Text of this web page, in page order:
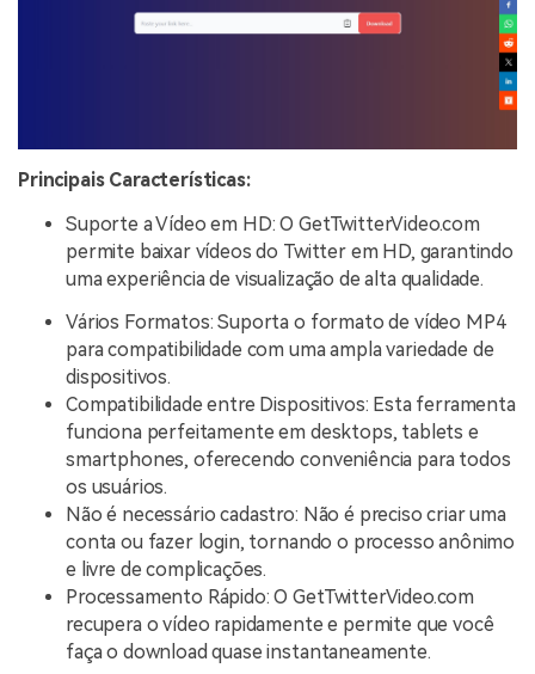
Principais Características:
Suporte a Vídeo em HD: O GetTwitterVideo.com
permite baixar vídeos do Twitter em HD, garantindo
uma experiência de visualização de alta qualidade.
Vários Formatos: Suporta o formato de vídeo MP4
para compatibilidade com uma ampla variedade de
dispositivos.
Compatibilidade entre Dispositivos: Esta ferramenta
funciona perfeitamente em desktops, tablets e
smartphones, oferecendo conveniência para todos
os usuários.
Não é necessário cadastro: Não é preciso criar uma
conta ou fazer login, tornando o processo anônimo
e livre de complicações.
Processamento Rápido: O GetTwitterVideo.com
recupera o vídeo rapidamente e permite que você
faça o download quase instantaneamente.